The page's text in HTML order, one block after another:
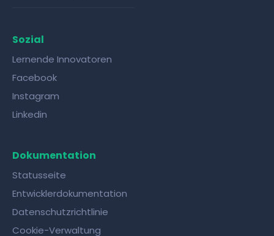
Sozial
Lernende Innovatoren
Facebook
Instagram
Linkedin
Dokumentation
Statusseite
Entwicklerdokumentation
Datenschutzrichtlinie
Cookie-Verwaltung